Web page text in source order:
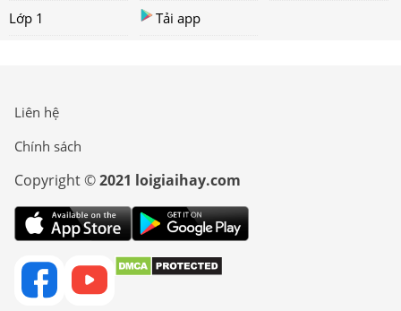
Lớp 1
Tải app
Liên hệ
Chính sách
Copyright ©2021 loigiaihay.com